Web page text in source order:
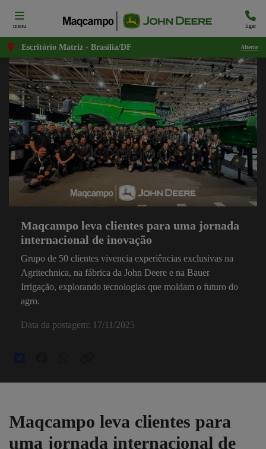
menu ligar
Escritório Matriz - Brasília/DF Alterar
Maqcampo leva clientes para uma jornada
internacional de inovação
Grupo de 50 clientes vivencia experiências exclusivas na
Agritechnica, na fábrica da John Deere e na Bauer
Irrigação, explorando tecnologias que moldam o futuro do
agro.
Data da postagem: 17/11/2025
Maqcampo leva clientes para
uma jornada internacional de